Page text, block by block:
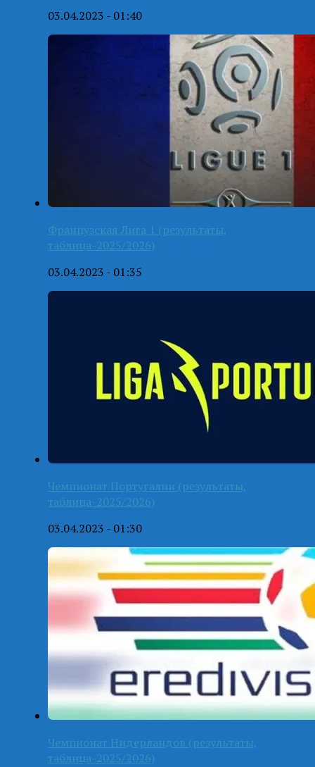
03.04.2023 - 01:40
Французская Лига 1 (результаты,
таблица-2025/2026)
03.04.2023 - 01:35
Чемпионат Португалии (результаты,
таблица-2025/2026)
03.04.2023 - 01:30
Чемпионат Нидерландов (результаты,
таблица-2025/2026)